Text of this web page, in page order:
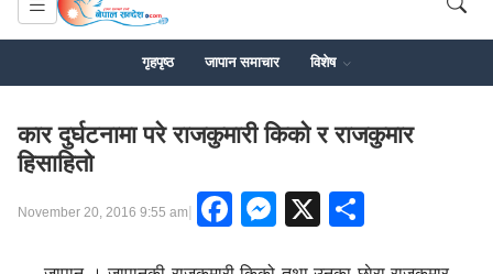
गृहपृष्ठ जापान समाचार विशेष
कार दुर्घटनामा परे राजकुमारी किकाे र राजकुमार
हिसाहिताे
November 20, 2016 9:55 am| Facebook
Messenger
X